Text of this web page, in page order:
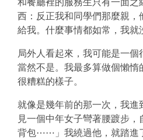
和餐廳裡的服務生只有一面之
西：反正我和同學們那麼親，
給我。什麼事情都如常，我就
局外人看起來，我可能是一
當然不是。我最多算做個懶惰
很糟糕的樣子。
就像是幾年前的那一次，我
見一個中年女子彎著腰踱步，
背包⋯⋯」我繞過他，就踏進